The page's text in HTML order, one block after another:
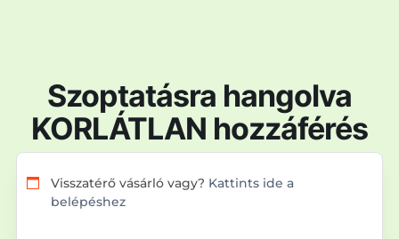
Szoptatásra hangolva
KORLÁTLAN hozzáférés
Visszatérő vásárló vagy? Kattints ide a
belépéshez